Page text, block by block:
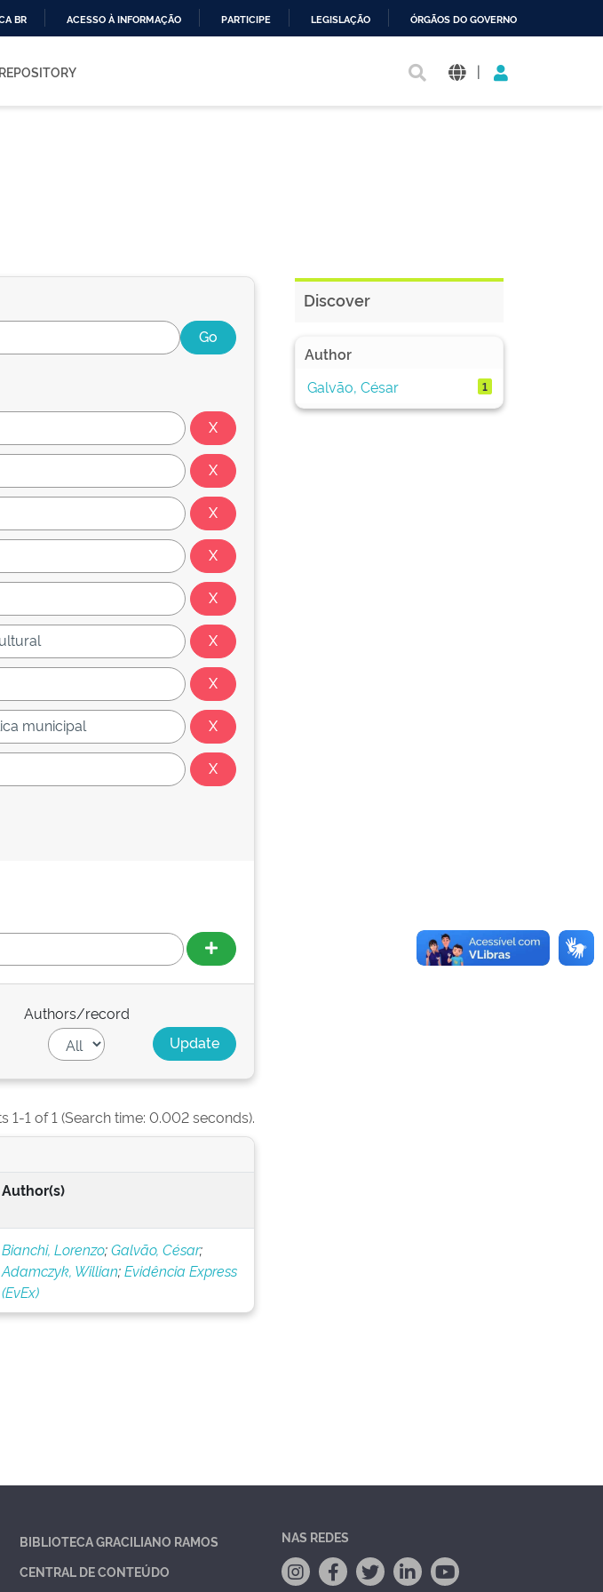
O
BR ACESSO À INFORMAÇÃO PARTICIPE LEGISLAÇÃO ÓRGÃOS DO GOVERNO
|
Authors/record
1-1 of 1 (Search time: 0.002 seconds).
Author(s)
Bianchi, Lorenzo;Galvão, César;
Adamczyk, Willian;Evidência Express
(EvEx)
Discover
Author
Galvão, César
1
BIBLIOTECA GRACILIANO RAMOS
CENTRAL DE CONTEÚDO
NAS REDES